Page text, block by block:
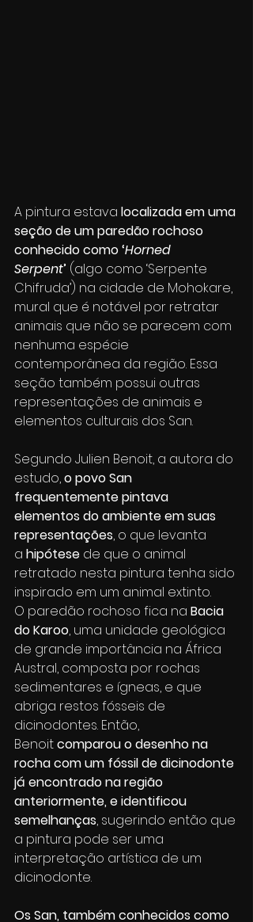
A pintura estava localizada em uma
seção de um paredão rochoso
conhecido como ‘Horned
Serpent’ (algo como ‘Serpente
Chifruda’) na cidade de Mohokare,
mural que é notável por retratar
animais que não se parecem com
nenhuma espécie
contemporânea da região. Essa
seção também possui outras
representações de animais e
elementos culturais dos San.
Segundo Julien Benoit, a autora do
estudo, o povo San
frequentemente pintava
elementos do ambiente em suas
representações, o que levanta
a hipótese de que o animal
retratado nesta pintura tenha sido
inspirado em um animal extinto.
O paredão rochoso fica na Bacia
do Karoo, uma unidade geológica
de grande importância na África
Austral, composta por rochas
sedimentares e ígneas, e que
abriga restos fósseis de
dicinodontes. Então,
Benoit comparou o desenho na
rocha com um fóssil de dicinodonte
já encontrado na região
anteriormente, e identificou
semelhanças, sugerindo então que
a pintura pode ser uma
interpretação artística de um
dicinodonte.
Os San, também conhecidos como